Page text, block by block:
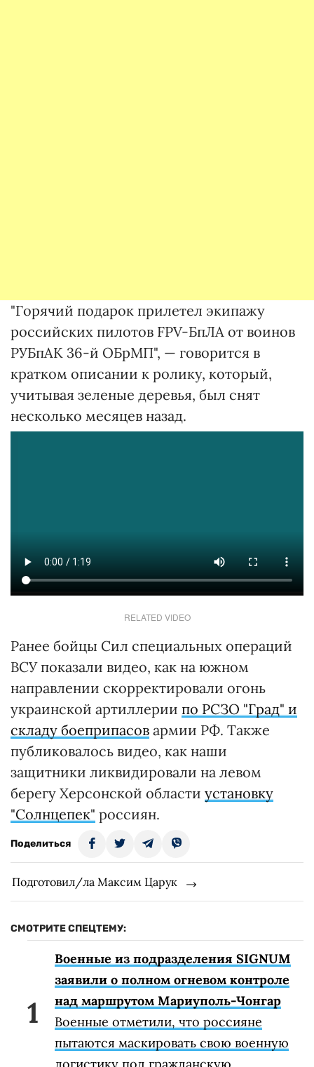
"Горячий подарок прилетел экипажу
российских пилотов FPV-БпЛА от воинов
РУБпАК 36-й ОБрМП", — говорится в
кратком описании к ролику, который,
учитывая зеленые деревья, был снят
несколько месяцев назад.
RELATED VIDEO
Ранее бойцы Сил специальных операций
ВСУ показали видео, как на южном
направлении скорректировали огонь
украинской артиллерии по РСЗО "Град" и
складу боеприпасов армии РФ. Также
публиковалось видео, как наши
защитники ликвидировали на левом
берегу Херсонской области установку
"Солнцепек" россиян.
Поделиться
Подготовил/ла Максим Царук
СМОТРИТЕ СПЕЦТЕМУ:
Военные из подразделения SIGNUM
заявили о полном огневом контроле
над маршрутом Мариуполь-Чонгар
Военные отметили, что россияне
пытаются маскировать свою военную
логистику под гражданскую.